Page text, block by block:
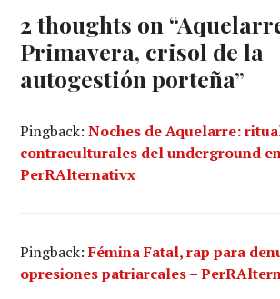
2 thoughts on “
Primavera, crisol de la
autogestión porteña”
Pingback:Noches de Aquelarre:
contraculturales del underground
PerRAlternativx
Pingback:Fémina Fatal, rap para
opresiones patriarcales –